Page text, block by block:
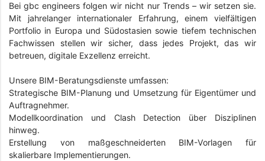
Bei gbc engineers folgen wir nicht nur Trends – wir setzen sie.
Mit jahrelanger internationaler Erfahrung, einem vielfältigen
Portfolio in Europa und Südostasien sowie tiefem technischen
Fachwissen stellen wir sicher, dass jedes Projekt, das wir
betreuen, digitale Exzellenz erreicht.
Unsere BIM-Beratungsdienste umfassen:
Strategische BIM-Planung und Umsetzung für Eigentümer und
Auftragnehmer.
Modellkoordination und Clash Detection über Disziplinen
hinweg.
Erstellung von maßgeschneiderten BIM-Vorlagen für
skalierbare Implementierungen.